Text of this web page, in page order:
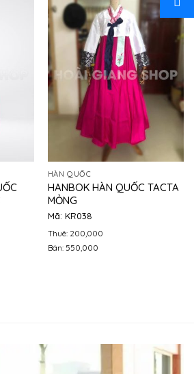
HÀN QUỐC
HANBOK HÀN QUỐC TACTA
MỎNG
Mã: KR038
Thuê: 200,000
Bán: 550,000